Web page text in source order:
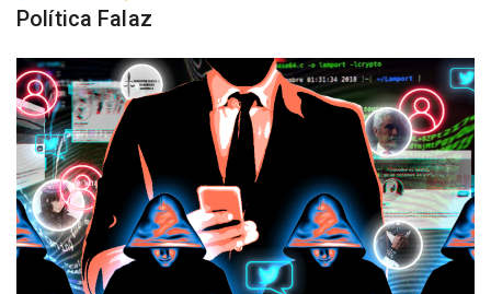
Política Falaz